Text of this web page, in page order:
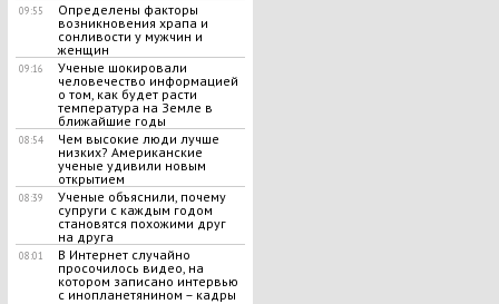
09:55
Определены факторы
возникновения храпа и
сонливости у мужчин и
женщин
09:16
Ученые шокировали
человечество информацией
о том, как будет расти
температура на Земле в
ближайшие годы
08:54
Чем высокие люди лучше
низких? Американские
ученые удивили новым
открытием
08:39
Ученые объяснили, почему
супруги с каждым годом
становятся похожими друг
на друга
08:01
В Интернет случайно
просочилось видео, на
котором записано интервью
с инопланетянином – кадры